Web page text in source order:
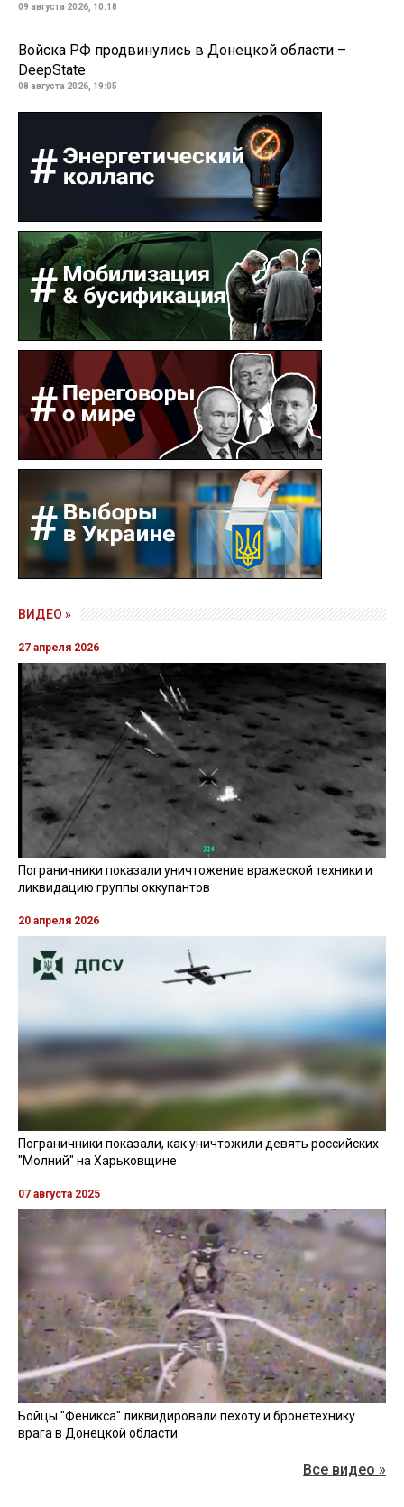
09 августа 2026, 10:18
Войска РФ продвинулись в Донецкой области –
DeepState
08 августа 2026, 19:05
ВИДЕО »
27 апреля 2026
Пограничники показали уничтожение вражеской техники и
ликвидацию группы оккупантов
20 апреля 2026
Пограничники показали, как уничтожили девять российских
"Молний" на Харьковщине
07 августа 2025
Бойцы "Феникса" ликвидировали пехоту и бронетехнику
врага в Донецкой области
Все видео »